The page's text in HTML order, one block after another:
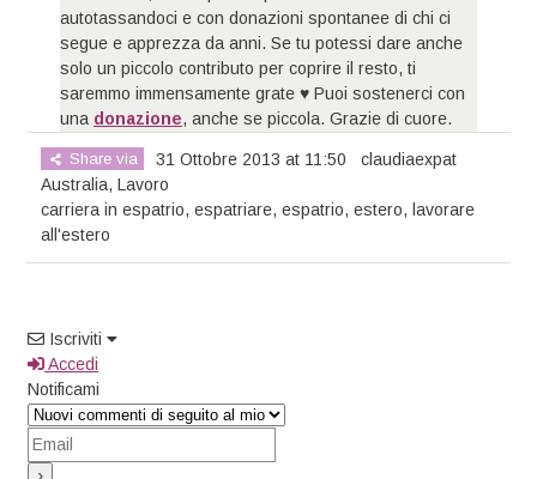
autotassandoci e con donazioni spontanee di chi ci
segue e apprezza da anni. Se tu potessi dare anche
solo un piccolo contributo per coprire il resto, ti
saremmo immensamente grate ♥ Puoi sostenerci con
una donazione, anche se piccola. Grazie di cuore.
Share via
31 Ottobre 2013 at 11:50
Australia,Lavoro
carriera in espatrio,espatriare,espatrio,estero, lavorare
all'estero
claudiaexpat
Iscriviti
Accedi
Notificami